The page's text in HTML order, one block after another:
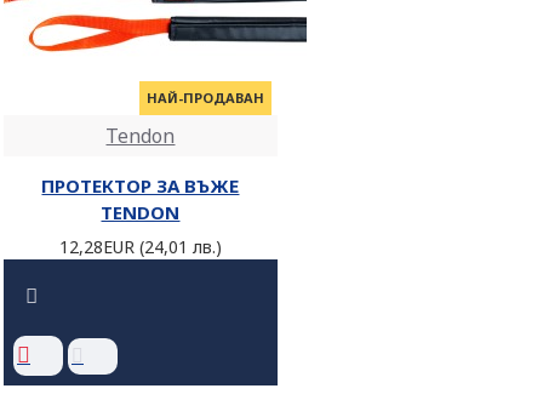
НАЙ-ПРОДАВАН
Tendon
ПРОТЕКТОР ЗА ВЪЖЕ
TENDON
12,28EUR (24,01 лв.)